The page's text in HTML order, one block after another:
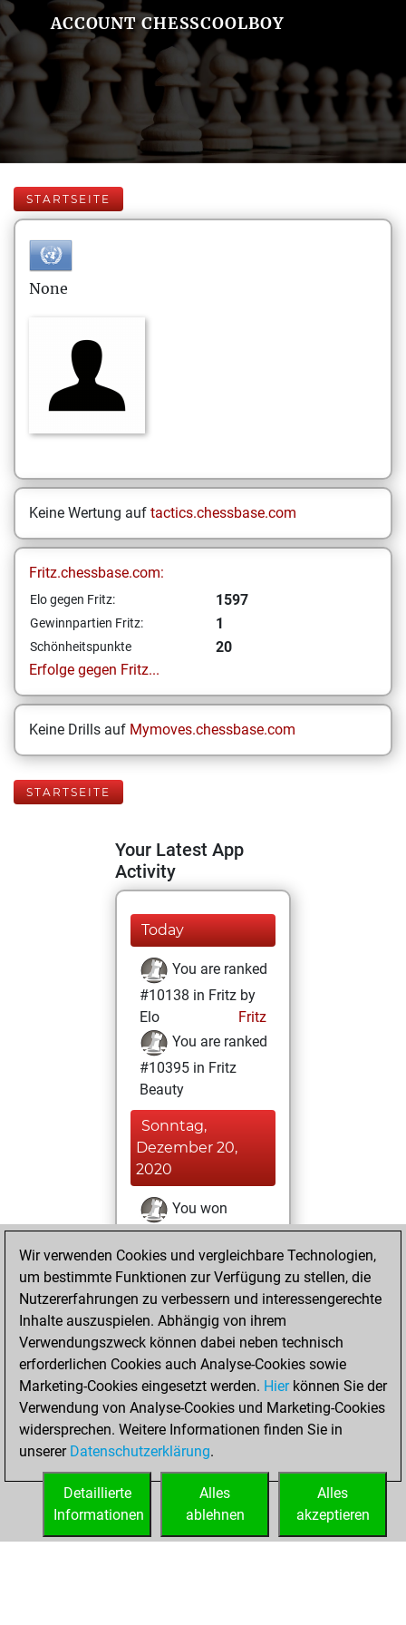
ACCOUNT CHESSCOOLBOY
STARTSEITE
None
Keine Wertung auf tactics.chessbase.com
Fritz.chessbase.com:
Elo gegen Fritz: 1597
Gewinnpartien Fritz: 1
Schönheitspunkte
20
Erfolge gegen Fritz...
Keine Drills auf Mymoves.chessbase.com
STARTSEITE
Your Latest App
Activity
Today
You are ranked
#10138 in Fritz by
Elo
Fritz
You are ranked
#10395 in Fritz
Beauty
Sonntag,
Dezember 20,
2020
You won
against Fritz
Fritz
You achieved a
BeautyScore of 20
new Elo of 1597
Donnerstag,
Dezember 17,
2020
You created
your Fritz account
Wir verwenden Cookies und vergleichbare Technologien,
um bestimmte Funktionen zur Verfügung zu stellen, die
Nutzererfahrungen zu verbessern und interessengerechte
Inhalte auszuspielen. Abhängig von ihrem
Verwendungszweck können dabei neben technisch
erforderlichen Cookies auch Analyse-Cookies sowie
Marketing-Cookies eingesetzt werden. Hierkönnen Sie der
Verwendung von Analyse-Cookies und Marketing-Cookies
widersprechen. Weitere Informationen finden Sie in
unserer Datenschutzerklärung.
Alles
akzeptieren
Alles
ablehnen
Detaillierte
Informationen